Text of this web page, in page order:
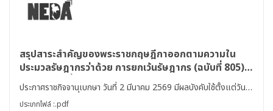
สรุปสาระสำคัญของพระราชกฤษฎีกาออกตามความใน
ประมวลรัษฎากรว่าด้วย การยกเว้นรัษฎากร (ฉบับที่ 805)
พ.ศ. 2569 เรื่อง มาตรการภาษีติดตั้ง Solar Rooftop
และส่งเสริมการอนุรักษ์พลังงาน
ประกาศราชกิจจานุเบกษา วันที่ 2 มีนาคม 2569 มีผลบังคับใช้ตั้งแต่วัน
ถัดจากวันประกาศในราชกิจจานุเบกษาเป็นต้นไป
ประเภทไฟล์ :.pdf